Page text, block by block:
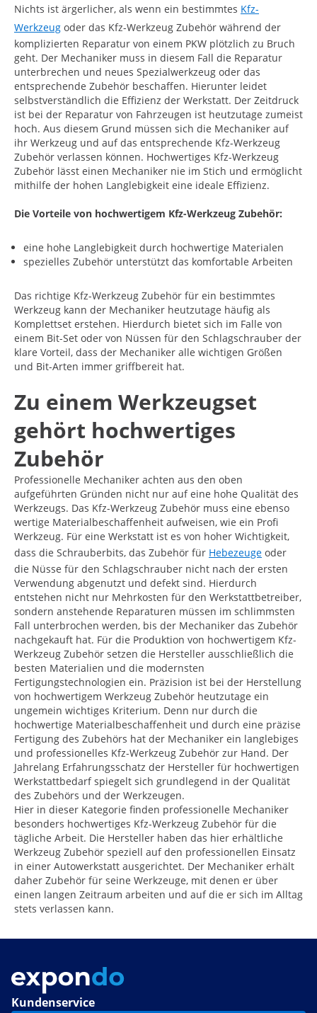
Nichts ist ärgerlicher, als wenn ein bestimmtes Kfz-
Werkzeug oder das Kfz-Werkzeug Zubehör während der
komplizierten Reparatur von einem PKW plötzlich zu Bruch
geht. Der Mechaniker muss in diesem Fall die Reparatur
unterbrechen und neues Spezialwerkzeug oder das
entsprechende Zubehör beschaffen. Hierunter leidet
selbstverständlich die Effizienz der Werkstatt. Der Zeitdruck
ist bei der Reparatur von Fahrzeugen ist heutzutage zumeist
hoch. Aus diesem Grund müssen sich die Mechaniker auf
ihr Werkzeug und auf das entsprechende Kfz-Werkzeug
Zubehör verlassen können. Hochwertiges Kfz-Werkzeug
Zubehör lässt einen Mechaniker nie im Stich und ermöglicht
mithilfe der hohen Langlebigkeit eine ideale Effizienz.
Die Vorteile von hochwertigem Kfz-Werkzeug Zubehör:
eine hohe Langlebigkeit durch hochwertige Materialen
spezielles Zubehör unterstützt das komfortable Arbeiten
Das richtige Kfz-Werkzeug Zubehör für ein bestimmtes
Werkzeug kann der Mechaniker heutzutage häufig als
Komplettset erstehen. Hierdurch bietet sich im Falle von
einem Bit-Set oder von Nüssen für den Schlagschrauber der
klare Vorteil, dass der Mechaniker alle wichtigen Größen
und Bit-Arten immer griffbereit hat.
Zu einem Werkzeugset
gehört hochwertiges
Zubehör
Professionelle Mechaniker achten aus den oben
aufgeführten Gründen nicht nur auf eine hohe Qualität des
Werkzeugs. Das Kfz-Werkzeug Zubehör muss eine ebenso
wertige Materialbeschaffenheit aufweisen, wie ein Profi
Werkzeug. Für eine Werkstatt ist es von hoher Wichtigkeit,
dass die Schrauberbits, das Zubehör für Hebezeuge oder
die Nüsse für den Schlagschrauber nicht nach der ersten
Verwendung abgenutzt und defekt sind. Hierdurch
entstehen nicht nur Mehrkosten für den Werkstattbetreiber,
sondern anstehende Reparaturen müssen im schlimmsten
Fall unterbrochen werden, bis der Mechaniker das Zubehör
nachgekauft hat. Für die Produktion von hochwertigem Kfz-
Werkzeug Zubehör setzen die Hersteller ausschließlich die
besten Materialien und die modernsten
Fertigungstechnologien ein. Präzision ist bei der Herstellung
von hochwertigem Werkzeug Zubehör heutzutage ein
ungemein wichtiges Kriterium. Denn nur durch die
hochwertige Materialbeschaffenheit und durch eine präzise
Fertigung des Zubehörs hat der Mechaniker ein langlebiges
und professionelles Kfz-Werkzeug Zubehör zur Hand. Der
Jahrelang Erfahrungsschatz der Hersteller für hochwertigen
Werkstattbedarf spiegelt sich grundlegend in der Qualität
des Zubehörs und der Werkzeugen.
Hier in dieser Kategorie finden professionelle Mechaniker
besonders hochwertiges Kfz-Werkzeug Zubehör für die
tägliche Arbeit. Die Hersteller haben das hier erhältliche
Werkzeug Zubehör speziell auf den professionellen Einsatz
in einer Autowerkstatt ausgerichtet. Der Mechaniker erhält
daher Zubehör für seine Werkzeuge, mit denen er über
einen langen Zeitraum arbeiten und auf die er sich im Alltag
stets verlassen kann.
Kundenservice